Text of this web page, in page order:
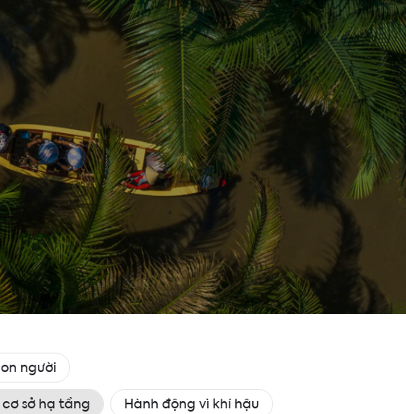
người
sở hạ tầng
Hành động vì khí hậu